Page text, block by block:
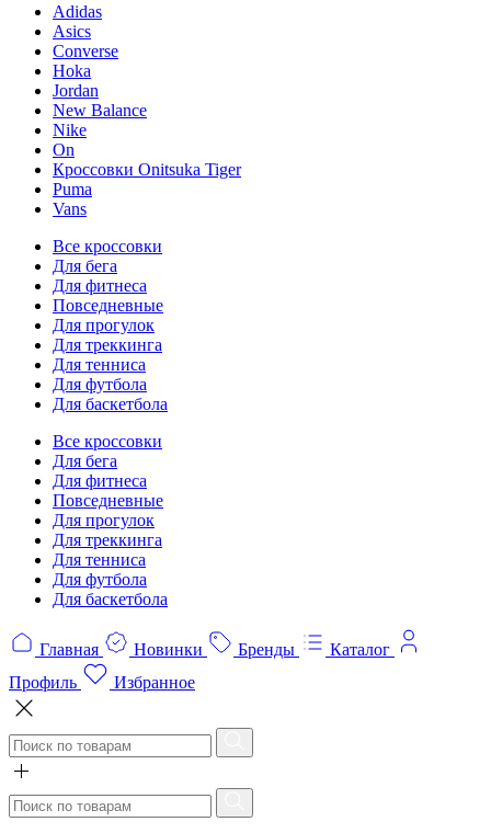
Adidas
Asics
Converse
Hoka
Jordan
New Balance
Nike
On
Кроссовки Onitsuka Tiger
Puma
Vans
Все кроссовки
Для бега
Для фитнеса
Повседневные
Для прогулок
Для треккинга
Для тенниса
Для футбола
Для баскетбола
Все кроссовки
Для бега
Для фитнеса
Повседневные
Для прогулок
Для треккинга
Для тенниса
Для футбола
Для баскетбола
Главная Новинки Бренды
Каталог
Профиль
Избранное